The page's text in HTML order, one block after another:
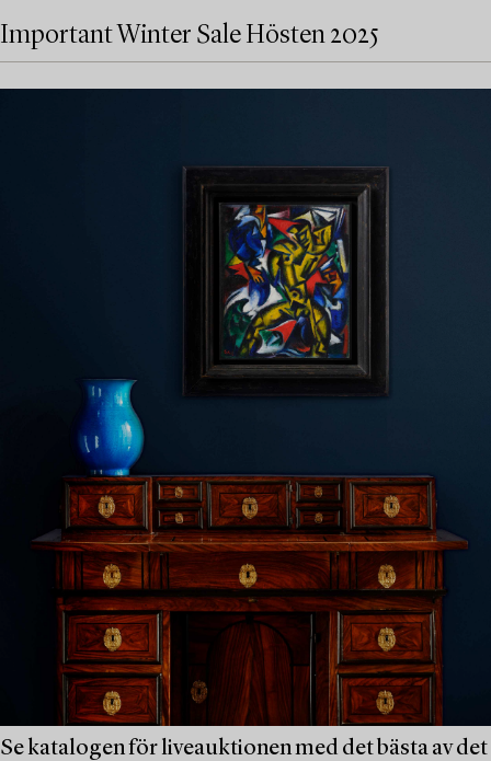
Important Winter Sale Hösten 2025
Se katalogen för liveauktionen med det bästa av det